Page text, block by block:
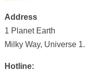
Address
1 Planet Earth
Milky Way, Universe 1.
Hotline: